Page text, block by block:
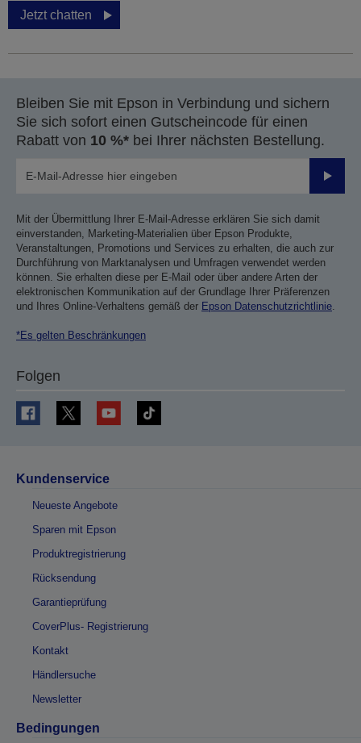
Jetzt chatten
Bleiben Sie mit Epson in Verbindung und sichern
Sie sich sofort einen Gutscheincode für einen
Rabatt von 10 %* bei Ihrer nächsten Bestellung.
Mit der Übermittlung Ihrer E-Mail-Adresse erklären Sie sich damit
einverstanden, Marketing-Materialien über Epson Produkte,
Veranstaltungen, Promotions und Services zu erhalten, die auch zur
Durchführung von Marktanalysen und Umfragen verwendet werden
können. Sie erhalten diese per E-Mail oder über andere Arten der
elektronischen Kommunikation auf der Grundlage Ihrer Präferenzen
und Ihres Online-Verhaltens gemäß der Epson Datenschutzrichtlinie.
*Es gelten Beschränkungen
Folgen
Kundenservice
Neueste Angebote
Sparen mit Epson
Produktregistrierung
Rücksendung
Garantieprüfung
CoverPlus- Registrierung
Kontakt
Händlersuche
Newsletter
Bedingungen